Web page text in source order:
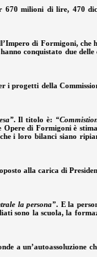
milioni di lire, 470
di Formigoni, che
conquistato due
progetti della
Il titolo è:
Opere di Formigoni è
i loro bilanci siano
alla carica di
la persona”. E la
sono la scuola, la
a un’autoassoluzione